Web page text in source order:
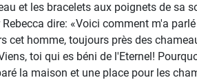
et les bracelets aux poignets de sa
dire: «Voici comment m'a
cet homme, toujours près des
toi qui es béni de l'Eternel!
la maison et une place pour les